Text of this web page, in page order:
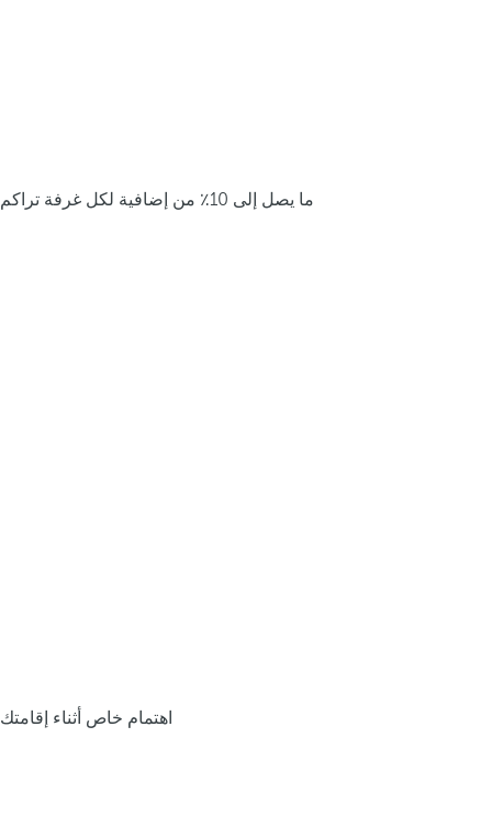
ما يصل إلى 10٪ من إضافية لكل غرفة تراكم
اهتمام خاص أثناء إقامتك